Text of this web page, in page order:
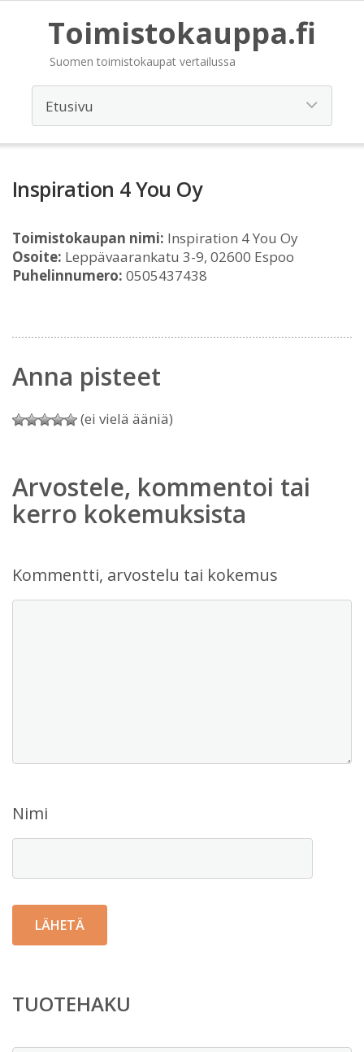
Toimistokauppa.fi
Suomen toimistokaupat vertailussa
Inspiration 4 You Oy
Toimistokaupan nimi: Inspiration 4 You Oy
Osoite: Leppävaarankatu 3-9, 02600 Espoo
Puhelinnumero: 0505437438
Anna pisteet
(ei vielä ääniä)
Arvostele, kommentoi tai
kerro kokemuksista
Kommentti, arvostelu tai kokemus
Nimi
TUOTEHAKU